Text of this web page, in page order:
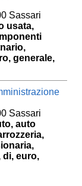
Sassari
usata,
generale,
Sassari
auto
euro,